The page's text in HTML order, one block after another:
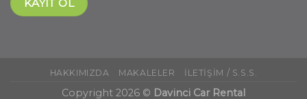
HAKKIMIZDA MAKALELER İLETIŞIM / S.S.S.
Copyright 2026 © Davinci Car Rental